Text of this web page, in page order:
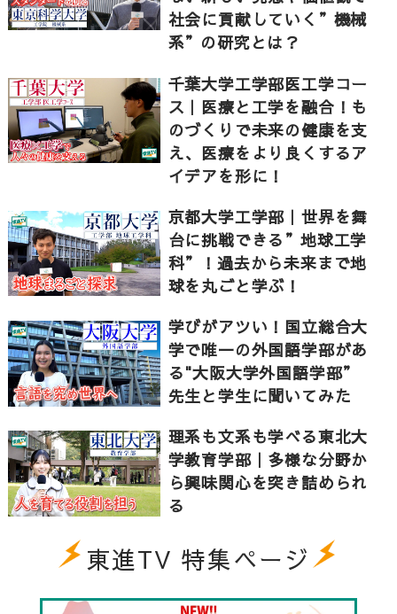
社会に貢献していく”機械
系”の研究とは？
千葉大学工学部医工学コー
ス｜医療と工学を融合！も
のづくりで未来の健康を支
え、医療をより良くするア
イデアを形に！
京都大学工学部｜世界を舞
台に挑戦できる”地球工学
科”！過去から未来まで地
球を丸ごと学ぶ！
学びがアツい！国立総合大
学で唯一の外国語学部があ
る"大阪大学外国語学部”
先生と学生に聞いてみた
理系も文系も学べる東北大
学教育学部｜多様な分野か
ら興味関心を突き詰められ
る
東進TV 特集ページ